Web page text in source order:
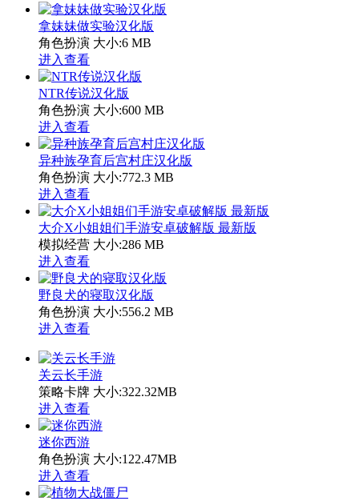
拿妹妹做实验汉化版
角色扮演 大小:6 MB
进入查看
NTR传说汉化版
角色扮演 大小:600 MB
进入查看
异种族孕育后宫村庄汉化版
角色扮演 大小:772.3 MB
进入查看
大介X小姐姐们手游安卓破解版 最新版
模拟经营 大小:286 MB
进入查看
野良犬的寝取汉化版
角色扮演 大小:556.2 MB
进入查看
关云长手游
策略卡牌 大小:322.32MB
进入查看
迷你西游
角色扮演 大小:122.47MB
进入查看